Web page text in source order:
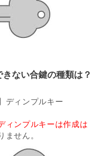
ない合鍵の種類は？
ディンプルキー
ィンプルキーは作成は
せん。